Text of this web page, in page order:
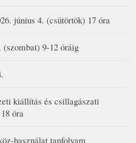
június 4. (csütörtök) 17 óra
(szombat) 9-12 óráig
kiállítás és csillagászati
óra
használat tanfolyam